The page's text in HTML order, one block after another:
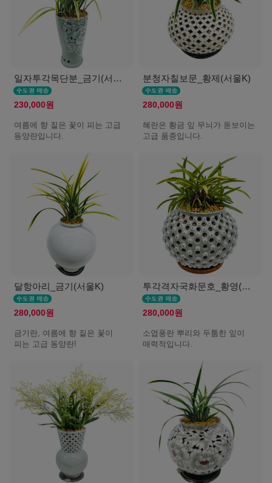
일자투각목단분_금기(서울K)
230,000원
여름에 향 짙은 꽃이 피는 고급
동양란입니다.
분청자칠보문_황제(서울K)
280,000원
혜란은 황금 잎 무늬가 돋보이는
고급 품종입니다.
달항아리_금기(서울K)
280,000원
금기란, 여름에 향 짙은 꽃이
피는 고급 동양란!
투각격자국화문호_황영(서울K)
280,000원
소엽풍란 뿌리와 두툼한 잎이
매력적입니다.